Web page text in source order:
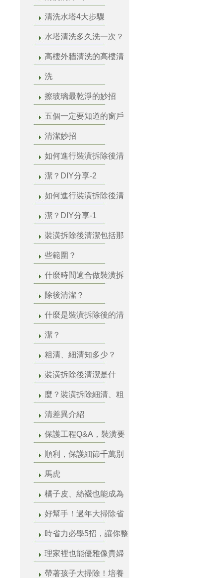
清洗水塔4大步驟
水塔清洗多久洗一次？
高樓外牆清洗的高樓清
洗
擦玻璃最乾淨的妙招
五個一定要知道的窗戶
清潔妙招
如何進行裝潢拆除後清
潔？DIY分享-2
如何進行裝潢拆除後清
潔？DIY分享-1
裝潢拆除後清潔包括那
些範圍？
什麼時間適合做裝潢拆
除後清潔？
什麼是裝潢拆除後的清
潔？
粗清、細清知多少？
裝潢拆除後清潔是什
麼？裝潢拆除細清、粗
清差異介紹
保護工程Q&A，裝潢要
順利，保護細節千萬別
馬虎
橘子皮、絲襪也能成為
好幫手！過年大掃除省
時省力必學5招，讓你整
理家裡也能優雅像貴婦
帶著孩子大掃除！培養